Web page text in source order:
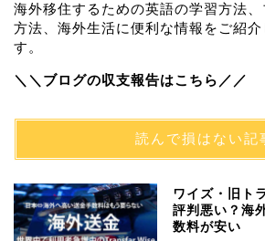
海外移住するための英語の学習方法
方法、海外生活に便利な情報をご紹
す。
＼＼ブログの収支報告はこちら／／
読んで損はない記
ワイズ・旧ト
評判悪い？海
数料が安い